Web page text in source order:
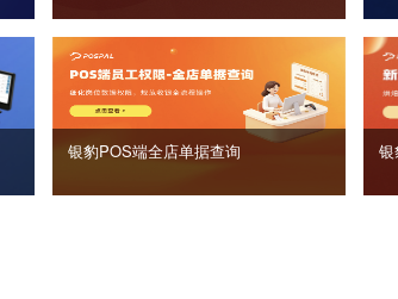
银豹POS端全店单据查询